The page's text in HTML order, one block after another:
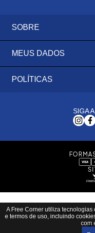
SOBRE
MEUS DADOS
POLÍTICAS
SIGA
FREE CORNER
A Free Corner utiliza
e termos de uso, incluindo
com